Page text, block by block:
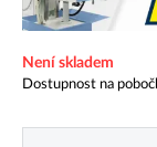
Není skladem
Dostupnost na